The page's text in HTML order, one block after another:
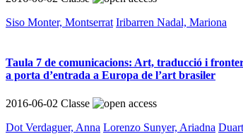
Siso Monter, Montserrat Iribarren Nadal, Mariona
Taula 7 de comunicacions: Art, traducció i
a porta d’entrada a Europa de l’art brasiler
2016-06-02 Classe
Dot Verdaguer, Anna Lorenzo Sunyer, Ariadna